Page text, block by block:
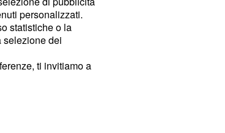
personalizzati.
statistiche o la
selezione dei
ti invitiamo a